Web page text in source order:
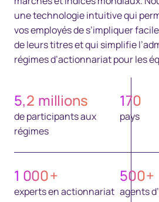
une technologie intuitive qui
vos employés de s’impliquer
de leurs titres et qui simplifie
régimes d’actionnariat pour les
5,2 millions
de participants aux
régimes
170
pays
1 000+
experts en actionnariat
500+
agents